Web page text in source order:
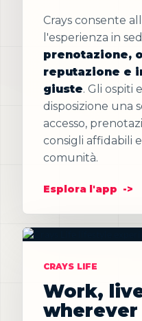
Crays consente
l'esperienza in
prenotazione,
reputazione e
giuste. Gli ospiti
disposizione una
accesso,
consigli affidabili
comunità.
Esplora l'app
CRAYS LIFE
Work,